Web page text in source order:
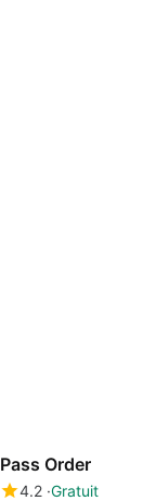
Pass Order
4.2 Gratuit